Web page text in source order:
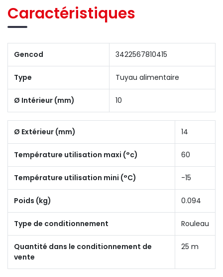
Caractéristiques
Gencod 3422567810415
Type Tuyau alimentaire
Ø Intérieur (mm) 10
Ø Extérieur (mm) 14
Température utilisation maxi (°c) 60
Température utilisation mini (°C) -15
Poids (kg) 0.094
Type de conditionnement Rouleau
Quantité dans le conditionnement de
vente
25 m